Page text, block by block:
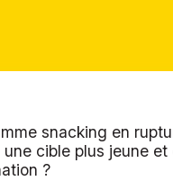
snacking en
cible plus jeune
?